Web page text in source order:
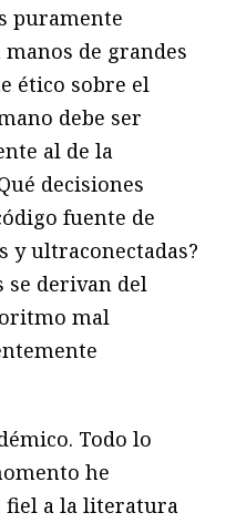
puramente
de grandes
ético sobre el
debe ser
al de la
decisiones
fuente de
y ultraconectadas?
se derivan del
mal
Todo lo
he
a la literatura